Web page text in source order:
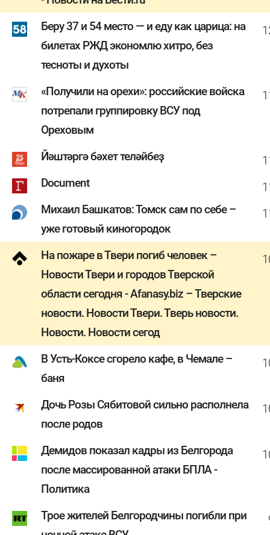
Беру 37 и 54 место — и еду как царица: на
билетах РЖД экономлю хитро, без
тесноты и духоты
«Получили на орехи»: российские войска
потрепали группировку ВСУ под
Ореховым
Йәштәргә бәхет теләйбеҙ
Document
Михаил Башкатов: Томск сам по себе –
уже готовый киногородок
На пожаре в Твери погиб человек –
Новости Твери и городов Тверской
области сегодня - Afanasy.biz – Тверские
новости. Новости Твери. Тверь новости.
Новости. Новости сегод
В Усть-Коксе сгорело кафе, в Чемале –
баня
Дочь Розы Сябитовой сильно располнела
после родов
Демидов показал кадры из Белгорода
после массированной атаки БПЛА -
Политика
Трое жителей Белгородчины погибли при